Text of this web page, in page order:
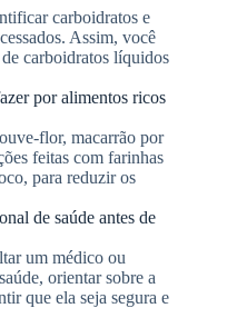
carboidratos e
Assim, você
carboidratos líquidos
por alimentos ricos
flor, macarrão por
feitas com farinhas
para reduzir os
de saúde antes de
um médico ou
orientar sobre a
que ela seja segura e